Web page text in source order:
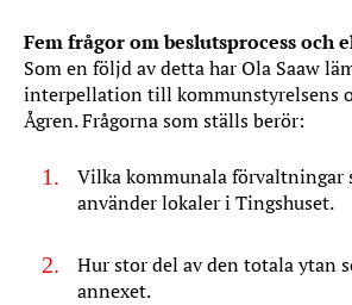
Fem frågor om beslutsprocess och
Som en följd av detta har Ola Saaw
interpellation till kommunstyrelsens
Ågren. Frågorna som ställs berör:
Vilka kommunala förvaltningar
använder lokaler i Tingshuset.
Hur stor del av den totala ytan
annexet.